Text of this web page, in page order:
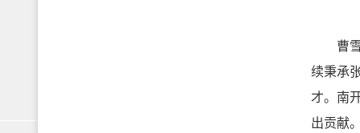
曹雪
续秉承
才。南
出贡献